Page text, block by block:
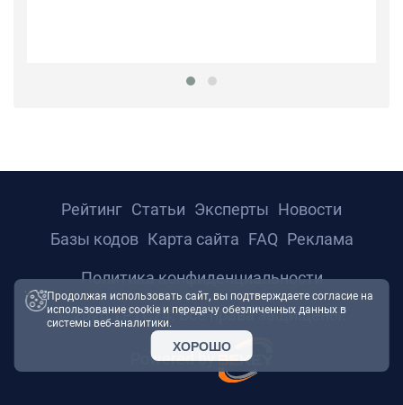
© 2026 ТРТС24. Все права защищены.
Powered by
Рейтинг Статьи Эксперты Новости
Базы кодов Карта сайта FAQ Реклама
Политика конфиденциальности
Продолжая использовать сайт, вы подтверждаете согласие на
использование cookie и передачу обезличенных данных в
системы веб-аналитики.
ХОРОШО